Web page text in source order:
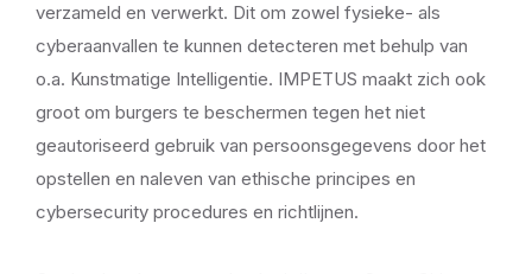
verzameld en verwerkt. Dit om zowel fysieke- als
cyberaanvallen te kunnen detecteren met behulp van
o.a. Kunstmatige Intelligentie. IMPETUS maakt zich ook
groot om burgers te beschermen tegen het niet
geautoriseerd gebruik van persoonsgegevens door het
opstellen en naleven van ethische principes en
cybersecurity procedures en richtlijnen.